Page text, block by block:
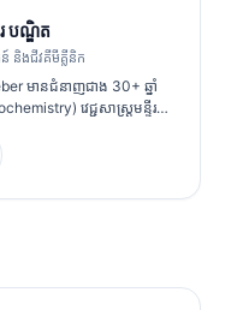
បណ្ឌិត
ធន៍ និងជីវគីមីគ្លីនិក
មានជំនាញជាង 30+ ឆ្នាំ
វេជ្ជសាស្ត្រមន្ទីរ
គាល់ជីវសាស្ត្រ (biomarker
វិទ្យាគ្លីនិកអាល្លឺម៉ង់
Chemistry) លោកមានជំនាញ